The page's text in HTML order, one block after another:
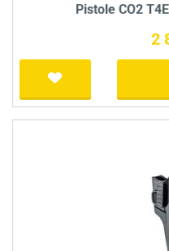
Pistole CO2
2